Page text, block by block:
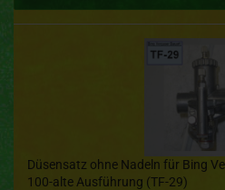
Düsensatz ohne Nadeln für Bing
100-alte Ausführung (TF-29)